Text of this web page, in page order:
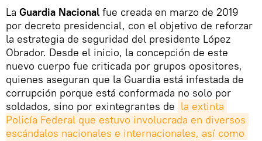
La Guardia Nacional fue creada en marzo de 2019
por decreto presidencial, con el objetivo de reforzar
la estrategia de seguridad del presidente López
Obrador. Desde el inicio, la concepción de este
nuevo cuerpo fue criticada por grupos opositores,
quienes aseguran que la Guardia está infestada de
corrupción porque está conformada no solo por
soldados, sino por exintegrantes de la extinta
Policía Federal que estuvo involucrada en diversos
escándalos nacionales e internacionales, así como